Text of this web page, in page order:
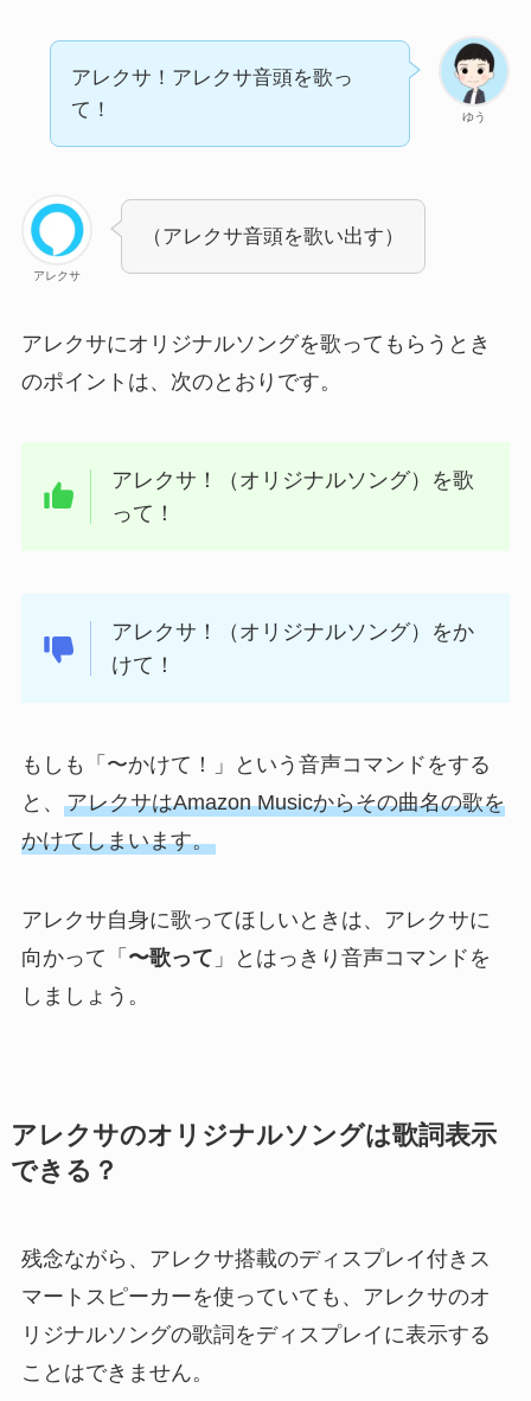
ゆう
アレクサ！アレクサ音頭を歌っ
て！
アレクサ
（アレクサ音頭を歌い出す）
アレクサにオリジナルソングを歌ってもらうとき
のポイントは、次のとおりです。
アレクサ！（オリジナルソング）を歌
って！
アレクサ！（オリジナルソング）をか
けて！
もしも「〜かけて！」という音声コマンドをする
と、 アレクサはAmazon Musicからその曲名の歌を
かけてしまいます。
アレクサ自身に歌ってほしいときは、アレクサに
向かって「 〜歌って 」とはっきり音声コマンドを
しましょう。
アレクサのオリジナルソングは歌詞表示
できる？
残念ながら、アレクサ搭載のディスプレイ付きス
マートスピーカーを使っていても、アレクサのオ
リジナルソングの歌詞をディスプレイに表示する
ことはできません。